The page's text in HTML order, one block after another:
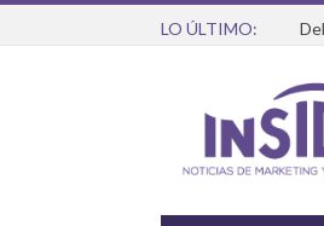
LO ÚLTIMO: